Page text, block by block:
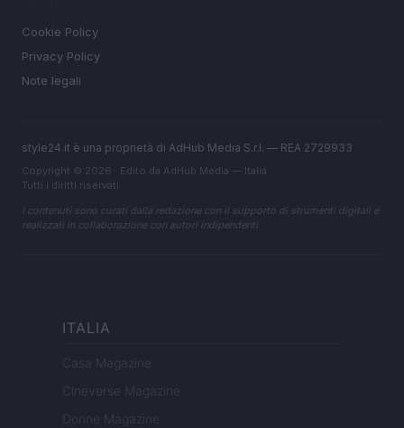
Cookie Policy
Privacy Policy
Note legali
style24.it è una proprietà di AdHub Media S.r.l. — REA 2729933
Copyright © 2026 · Edito da AdHub Media — Italia
Tutti i diritti riservati
I contenuti sono curati dalla redazione con il supporto di strumenti digitali e
realizzati in collaborazione con autori indipendenti.
ITALIA
Casa Magazine
Cineverse Magazine
Donne Magazine